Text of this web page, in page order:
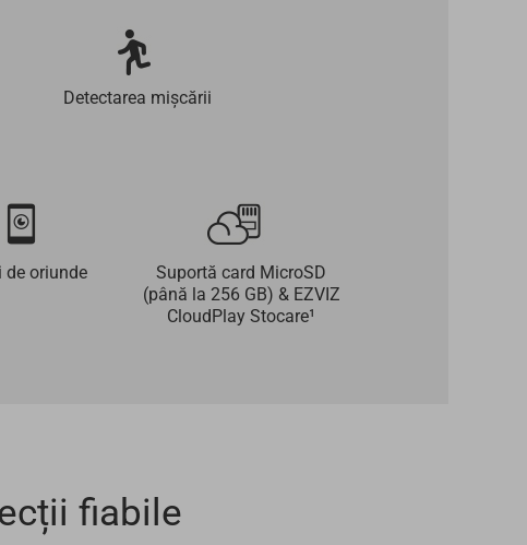
Detectarea mișcării
de oriunde
Suportă card MicroSD
(până la 256 GB) & EZVIZ
CloudPlay Stocare¹
fiabile